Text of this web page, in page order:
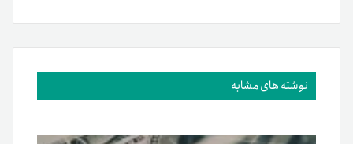
نوشته های مشابه